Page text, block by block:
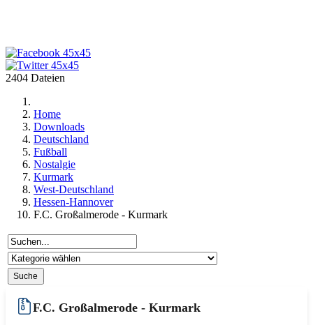
2404 Dateien
Home
Downloads
Deutschland
Fußball
Nostalgie
Kurmark
West-Deutschland
Hessen-Hannover
F.C. Großalmerode - Kurmark
F.C. Großalmerode - Kurmark